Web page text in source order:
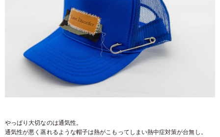
やっぱり大切なのは通気性。
通気性が悪く蒸れるような帽子は熱がこもってしまい熱中症対策が台無し。